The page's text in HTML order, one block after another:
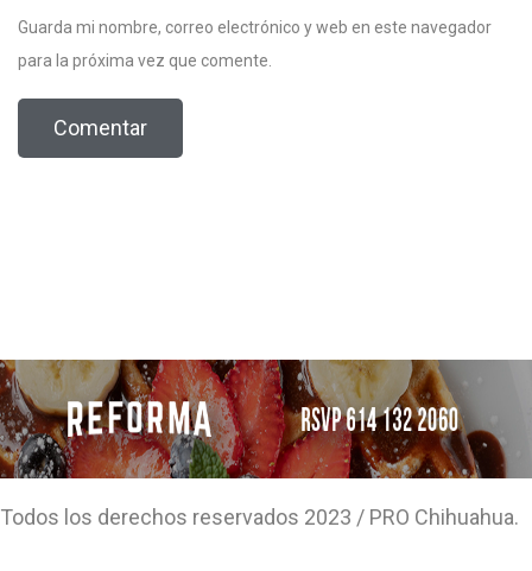
Guarda mi nombre, correo electrónico y web en este navegador
para la próxima vez que comente.
Todos los derechos reservados 2023 / PRO Chihuahua.